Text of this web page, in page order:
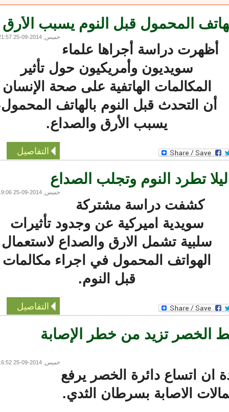
المحمول قبل النوم يسبب الأرق
خميس, 2014-09-25 21:57
دراسة أجراها علماء
سويديون وأمريكيون حول تأثير
المكالمات الهاتفية على صحة الإنسان
أن التحدث قبل النوم بالهاتف المحمول،
يسبب الأرق والصداع.
التفاصيل
تطرد النوم وتجلب الصداع
خميس, 2014-09-25 19:06
كشفت دراسة مشتركة
سويدية اميركية عن وجدود تأثيرات
سلبية تشمل الارق والصداع لاستعمال
الهواتف المحمول في اجراء مكالمات
قبل النوم.
التفاصيل
تزيد من خطر الإصابة
خميس, 2014-09-25 16:52
اتساع دائرة الخصر يرفع
الاصابة بسرطان الثدي.